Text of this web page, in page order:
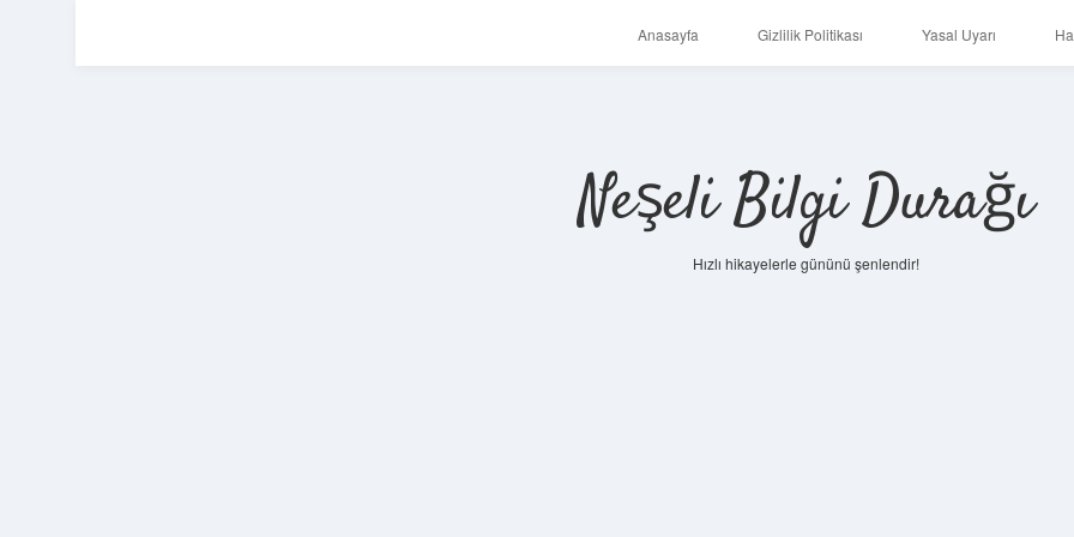
Anasayfa Gizlilik Politikası Yasal Uyarı
Neşeli Bilgi Durağı
Hızlı hikayelerle gününü şenlendir!